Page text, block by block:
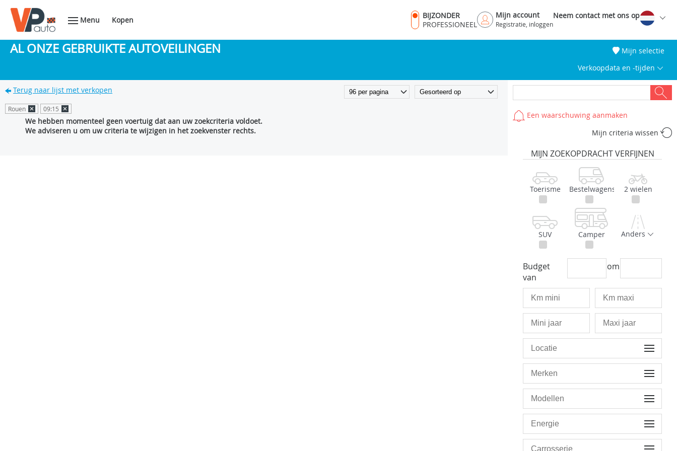
Menu Kopen
BIJZONDER
PROFESSIONEEL
Mijn account
Registratie, inloggen
Neem contact met ons op
AL ONZE GEBRUIKTE AUTOVEILINGEN
Mijn selectie
Verkoopdata en -tijden
Terug naar lijst met verkopen
Rouen 09:15
We hebben momenteel geen voertuig dat aan uw zoekcriteria voldoet.
We adviseren u om uw criteria te wijzigen in het zoekvenster rechts.
Een waarschuwing aanmaken
Mijn criteria wissen
MIJN ZOEKOPDRACHT VERFIJNEN
Toerisme Bestelwagens 2 wielen
SUV Camper Anders
Budget
van
om